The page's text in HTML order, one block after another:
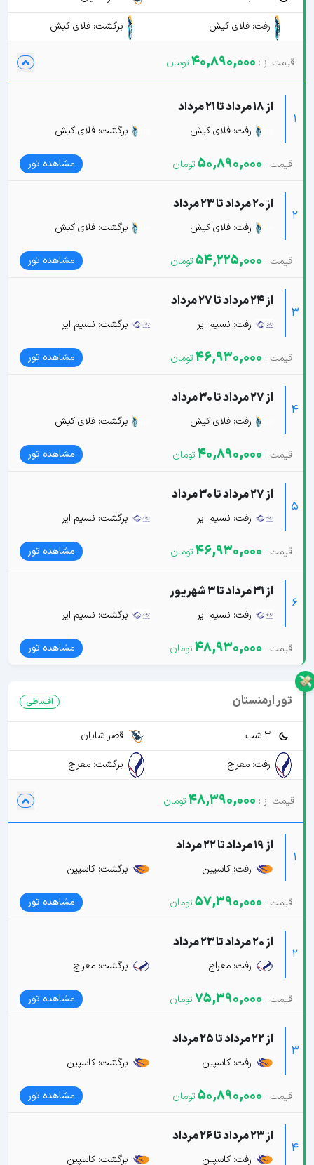
رفت: فلای کیش
برگشت: فلای کیش
40,890,000
1
از 18 مرداد تا 21 مرداد
رفت: فلای کیش برگشت: فلای کیش
50,890,000 مشاهده تور
2
از 20 مرداد تا 23 مرداد
رفت: فلای کیش برگشت: فلای کیش
54,225,000 مشاهده تور
3
از 24 مرداد تا 27 مرداد
رفت: نسیم ایر برگشت: نسیم ایر
46,930,000 مشاهده تور
4
از 27 مرداد تا 30 مرداد
رفت: فلای کیش برگشت: فلای کیش
40,890,000 مشاهده تور
5
از 27 مرداد تا 30 مرداد
رفت: نسیم ایر برگشت: نسیم ایر
46,930,000 مشاهده تور
6
از 31 مرداد تا 3 شهریور
رفت: نسیم ایر برگشت: نسیم ایر
48,930,000 مشاهده تور
تور ارمنستان اقساطی
3 شب
قصر شایان
رفت: معراج
برگشت: معراج
48,390,000
1
از 19 مرداد تا 22 مرداد
رفت: کاسپین برگشت: کاسپین
57,390,000 مشاهده تور
2
از 20 مرداد تا 23 مرداد
رفت: معراج برگشت: معراج
75,390,000 مشاهده تور
3
از 22 مرداد تا 25 مرداد
رفت: کاسپین برگشت: کاسپین
50,890,000 مشاهده تور
4
از 23 مرداد تا 26 مرداد
رفت: کاسپین برگشت: کاسپین